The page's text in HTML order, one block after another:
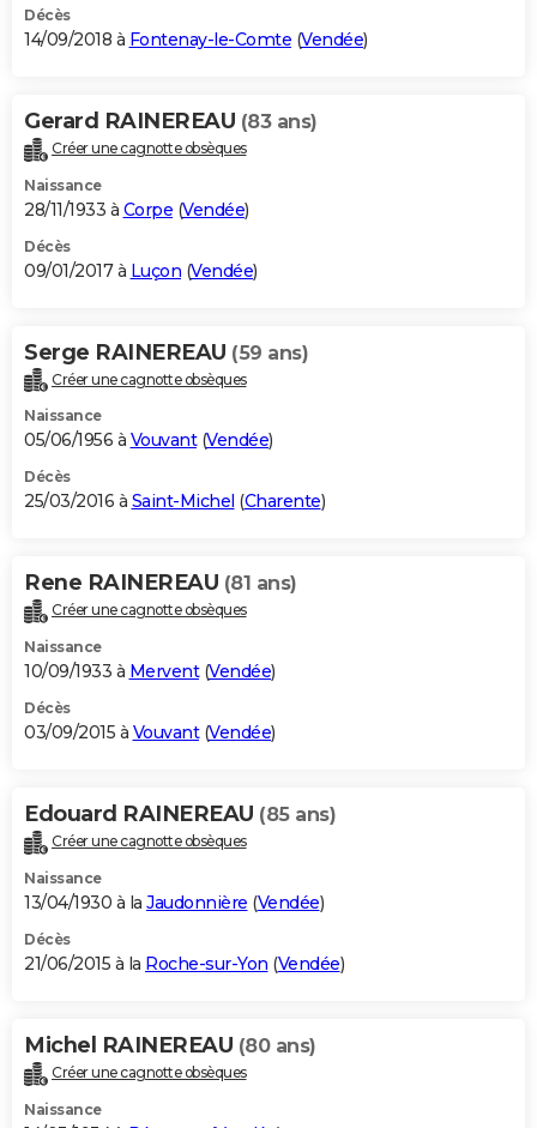
Décès
14/09/2018 à Fontenay-le-Comte (Vendée)
Gerard RAINEREAU (83 ans)
Créer une cagnotte obsèques
Naissance
28/11/1933 à Corpe (Vendée)
Décès
09/01/2017 à Luçon (Vendée)
Serge RAINEREAU (59 ans)
Créer une cagnotte obsèques
Naissance
05/06/1956 à Vouvant(Vendée)
Décès
25/03/2016 à Saint-Michel (Charente)
Rene RAINEREAU (81 ans)
Créer une cagnotte obsèques
Naissance
10/09/1933 à Mervent(Vendée)
Décès
03/09/2015 à Vouvant(Vendée)
Edouard RAINEREAU (85 ans)
Créer une cagnotte obsèques
Naissance
13/04/1930 à la Jaudonnière (Vendée)
Décès
21/06/2015 à la Roche-sur-Yon (Vendée)
Michel RAINEREAU (80 ans)
Créer une cagnotte obsèques
Naissance